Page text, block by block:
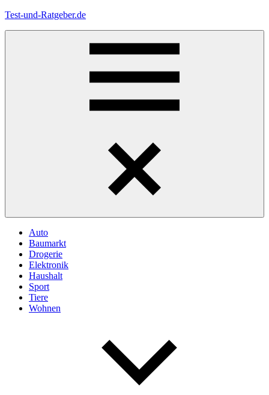
Zum
Test-und-Ratgeber.de
Auto
Baumarkt
Drogerie
Elektronik
Haushalt
Sport
Tiere
Wohnen